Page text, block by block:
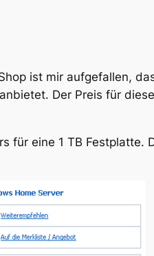
ist mir aufgefallen,
Der Preis für
für eine 1 TB